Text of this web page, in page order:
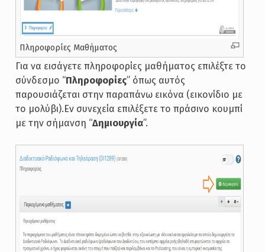
Πληροφορίες Μαθήματος
Για να εισάγετε πληροφορίες μαθήματος επιλέξτε το
σύνδεσμο “Πληροφορίες” όπως αυτός
παρουσιάζεται στην παραπάνω εικόνα (εικονίδιο με
το μολύβι).Εν συνεχεία επιλέξετε το πράσινο κουμπί
με την σήμανση “Δημιουργία”.